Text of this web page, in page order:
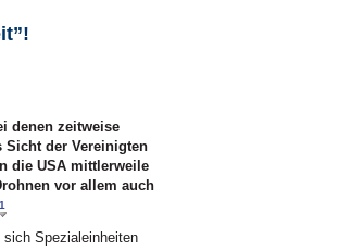
denen zeitweise
Sicht der Vereinigten
die USA mittlerweile
vor allem auch
1
Spezialeinheiten